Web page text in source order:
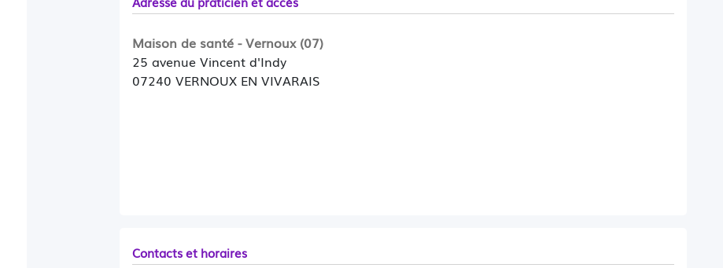
rdv urgents seront proposés en priorité le matin, avec le médecin disponible pour vous
Maison de santé - Vernoux (07)
25 avenue Vincent d'Indy
07240 VERNOUX EN VIVARAIS
Contacts et horaires